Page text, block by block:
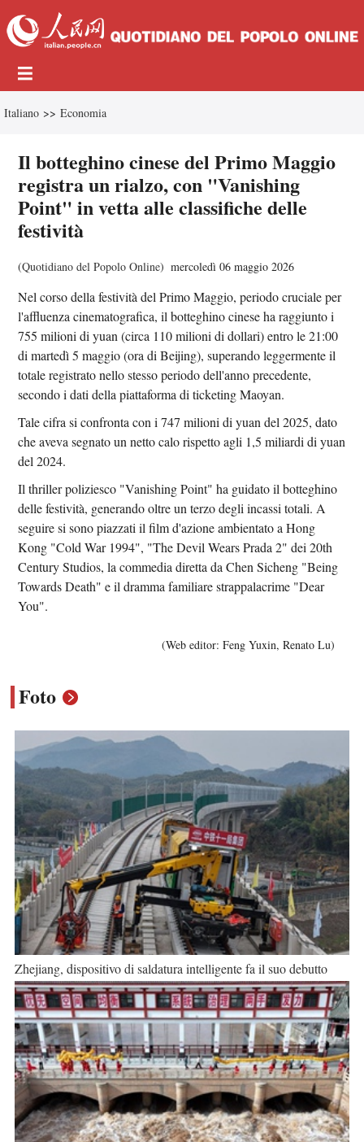
Italiano >> Economia
Il botteghino cinese del Primo Maggio
registra un rialzo, con "Vanishing
Point" in vetta alle classifiche delle
festività
(Quotidiano del Popolo Online) mercoledì 06 maggio 2026
Nel corso della festività del Primo Maggio, periodo cruciale per
l'affluenza cinematografica, il botteghino cinese ha raggiunto i
755 milioni di yuan (circa 110 milioni di dollari) entro le 21:00
di martedì 5 maggio (ora di Beijing), superando leggermente il
totale registrato nello stesso periodo dell'anno precedente,
secondo i dati della piattaforma di ticketing Maoyan.
Tale cifra si confronta con i 747 milioni di yuan del 2025, dato
che aveva segnato un netto calo rispetto agli 1,5 miliardi di yuan
del 2024.
Il thriller poliziesco "Vanishing Point" ha guidato il botteghino
delle festività, generando oltre un terzo degli incassi totali. A
seguire si sono piazzati il ​​film d'azione ambientato a Hong
Kong "Cold War 1994", "The Devil Wears Prada 2" dei 20th
Century Studios, la commedia diretta da Chen Sicheng "Being
Towards Death" e il dramma familiare strappalacrime "Dear
You".
(Web editor: Feng Yuxin, Renato Lu)
Foto
Zhejiang, dispositivo di saldatura intelligente fa il suo debutto